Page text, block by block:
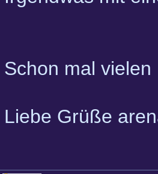
Schon mal
Liebe Grüße